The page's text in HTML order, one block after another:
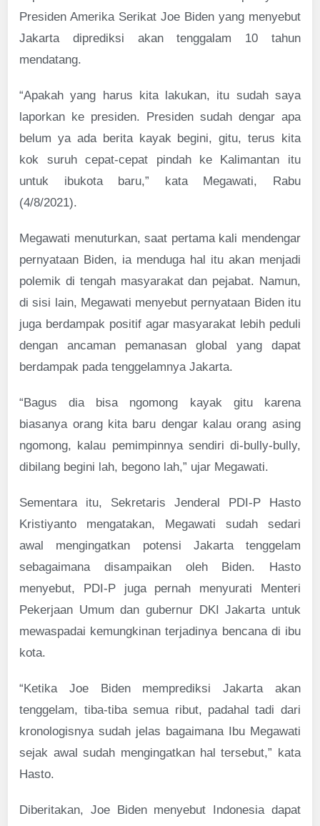
Presiden Amerika Serikat Joe Biden yang menyebut
Jakarta diprediksi akan tenggalam 10 tahun
mendatang.
“Apakah yang harus kita lakukan, itu sudah saya
laporkan ke presiden. Presiden sudah dengar apa
belum ya ada berita kayak begini, gitu, terus kita
kok suruh cepat-cepat pindah ke Kalimantan itu
untuk ibukota baru,” kata Megawati, Rabu
(4/8/2021).
Megawati menuturkan, saat pertama kali mendengar
pernyataan Biden, ia menduga hal itu akan menjadi
polemik di tengah masyarakat dan pejabat. Namun,
di sisi lain, Megawati menyebut pernyataan Biden itu
juga berdampak positif agar masyarakat lebih peduli
dengan ancaman pemanasan global yang dapat
berdampak pada tenggelamnya Jakarta.
“Bagus dia bisa ngomong kayak gitu karena
biasanya orang kita baru dengar kalau orang asing
ngomong, kalau pemimpinnya sendiri di-bully-bully,
dibilang begini lah, begono lah,” ujar Megawati.
Sementara itu, Sekretaris Jenderal PDI-P Hasto
Kristiyanto mengatakan, Megawati sudah sedari
awal mengingatkan potensi Jakarta tenggelam
sebagaimana disampaikan oleh Biden. Hasto
menyebut, PDI-P juga pernah menyurati Menteri
Pekerjaan Umum dan gubernur DKI Jakarta untuk
mewaspadai kemungkinan terjadinya bencana di ibu
kota.
“Ketika Joe Biden memprediksi Jakarta akan
tenggelam, tiba-tiba semua ribut, padahal tadi dari
kronologisnya sudah jelas bagaimana Ibu Megawati
sejak awal sudah mengingatkan hal tersebut,” kata
Hasto.
Diberitakan, Joe Biden menyebut Indonesia dapat